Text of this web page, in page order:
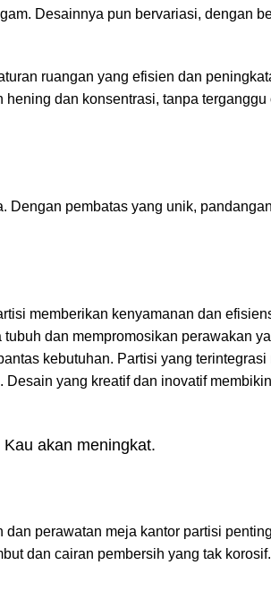
Desainnya pun bervariasi, dengan
ruangan yang efisien dan
dan konsentrasi, tanpa terganggu
Dengan pembatas yang unik,
memberikan kenyamanan dan
dan mempromosikan perawakan
kebutuhan. Partisi yang terintegrasi
yang kreatif dan inovatif
akan meningkat.
perawatan meja kantor partisi
dan cairan pembersih yang tak